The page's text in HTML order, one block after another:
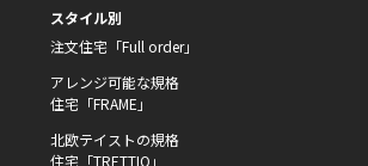
スタイル別
注文住宅「Full order」
アレンジ可能な規格
住宅「FRAME」
北欧テイストの規格
住宅「TRETTIO」